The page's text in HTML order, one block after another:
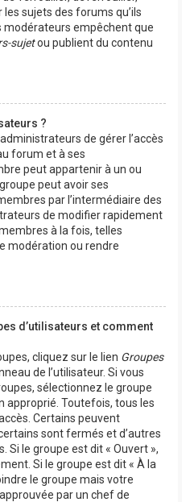
sujets des forums qu’ils
modérateurs empêchent que
sujetou publient du contenu
?
de gérer l’accès
forum et à ses
peut appartenir à un ou
peut avoir ses
par l’intermédiaire des
de modifier rapidement
à la fois, telles
modération ou rendre
d’utilisateurs et comment
cliquez sur le lien Groupes
de l’utilisateur. Si vous
sélectionnez le groupe
approprié. Toutefois, tous les
Certains peuvent
sont fermés et d’autres
Si le groupe est dit « Ouvert »,
Si le groupe est dit « À la
le groupe mais votre
par un chef de